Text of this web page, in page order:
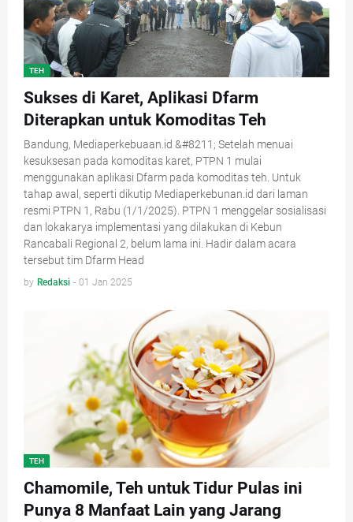
TEH
Sukses di Karet, Aplikasi Dfarm
Diterapkan untuk Komoditas Teh
Bandung, Mediaperkebuaan.id &#8211; Setelah menuai
kesuksesan pada komoditas karet, PTPN 1 mulai
menggunakan aplikasi Dfarm pada komoditas teh. Untuk
tahap awal, seperti dikutip Mediaperkebunan.id dari laman
resmi PTPN 1, Rabu (1/1/2025). PTPN 1 menggelar sosialisasi
dan lokakarya implementasi yang dilakukan di Kebun
Rancabali Regional 2, belum lama ini. Hadir dalam acara
tersebut tim Dfarm Head
by Redaksi - 01 Jan 2025
TEH
Chamomile, Teh untuk Tidur Pulas ini
Punya 8 Manfaat Lain yang Jarang